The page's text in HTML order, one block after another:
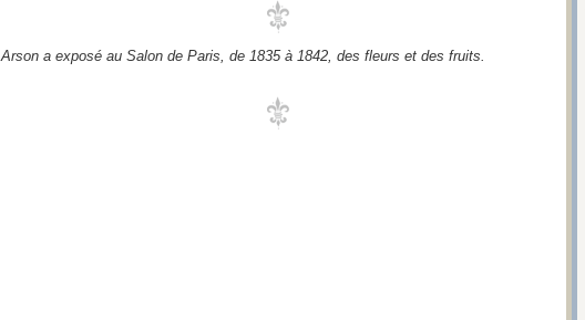
Arson a exposé au Salon de Paris, de 1835 à 1842, des fleurs et des fruits.